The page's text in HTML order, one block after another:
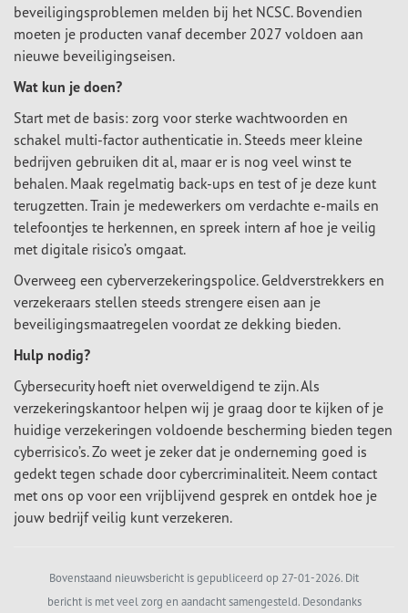
beveiligingsproblemen melden bij het NCSC. Bovendien
moeten je producten vanaf december 2027 voldoen aan
nieuwe beveiligingseisen.
Wat kun je doen?
Start met de basis: zorg voor sterke wachtwoorden en
schakel multi-factor authenticatie in. Steeds meer kleine
bedrijven gebruiken dit al, maar er is nog veel winst te
behalen. Maak regelmatig back-ups en test of je deze kunt
terugzetten. Train je medewerkers om verdachte e-mails en
telefoontjes te herkennen, en spreek intern af hoe je veilig
met digitale risico’s omgaat.
Overweeg een cyberverzekeringspolice. Geldverstrekkers en
verzekeraars stellen steeds strengere eisen aan je
beveiligingsmaatregelen voordat ze dekking bieden.
Hulp nodig?
Cybersecurity hoeft niet overweldigend te zijn. Als
verzekeringskantoor helpen wij je graag door te kijken of je
huidige verzekeringen voldoende bescherming bieden tegen
cyberrisico’s. Zo weet je zeker dat je onderneming goed is
gedekt tegen schade door cybercriminaliteit. Neem contact
met ons op voor een vrijblijvend gesprek en ontdek hoe je
jouw bedrijf veilig kunt verzekeren.
Bovenstaand nieuwsbericht is gepubliceerd op 27-01-2026. Dit
bericht is met veel zorg en aandacht samengesteld. Desondanks